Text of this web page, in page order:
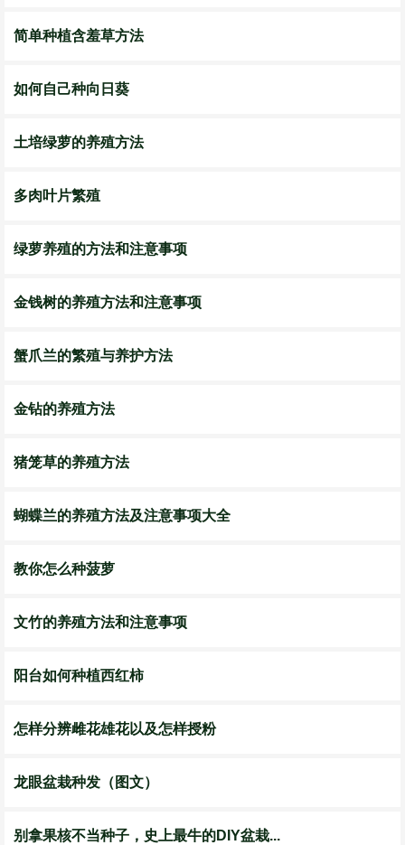
简单种植含羞草方法
如何自己种向日葵
土培绿萝的养殖方法
多肉叶片繁殖
绿萝养殖的方法和注意事项
金钱树的养殖方法和注意事项
蟹爪兰的繁殖与养护方法
金钻的养殖方法
猪笼草的养殖方法
蝴蝶兰的养殖方法及注意事项大全
教你怎么种菠萝
文竹的养殖方法和注意事项
阳台如何种植西红柿
怎样分辨雌花雄花以及怎样授粉
龙眼盆栽种发（图文）
别拿果核不当种子，史上最牛的DIY盆栽...